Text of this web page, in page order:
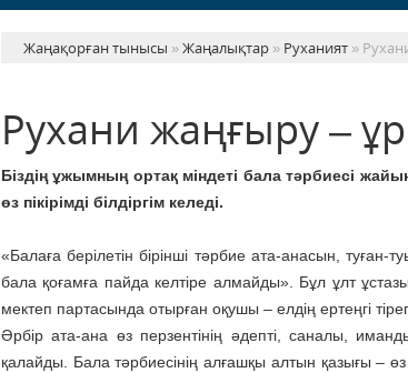
Жаңақорған тынысы »Жаңалықтар » Руханият »
Рухани жаңғыру –
Біздің ұжымның ортақ міндеті бала тәрбиесі
өз пікірімді білдіргім келеді.
«Балаға берілетін бірінші тәрбие ата-анасын,
бала қоғамға пайда келтіре алмайды». Бұл ұлт
мектеп партасында отырған оқушы – елдің ертеңгі
Әрбір ата-ана өз перзентінің әдепті, саналы,
қалайды. Бала тәрбиесінің алғашқы алтын қазығы –